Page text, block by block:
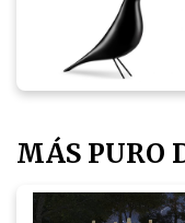
MÁS PURO